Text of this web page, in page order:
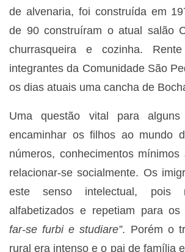
de alvenaria, foi construída em
de 90 construíram o atual salão
churrasqueira e cozinha.
integrantes da Comunidade São
os dias atuais uma cancha de
Uma questão vital para alguns
encaminhar os filhos ao mundo
números, conhecimentos
relacionar-se socialmente. Os
este senso intelectual, pois
alfabetizados e repetiam para os
far-se furbi e studiare”. Porém o
rural era intenso e o pai de família